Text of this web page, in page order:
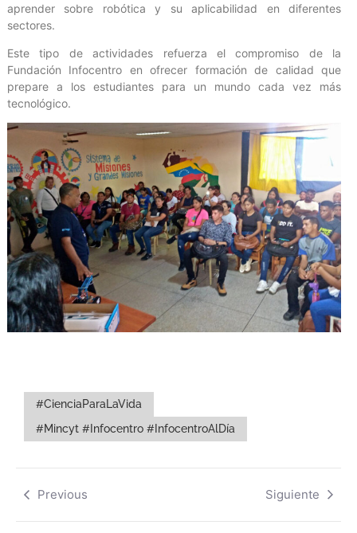
aprender sobre robótica y su aplicabilidad en diferentes
sectores.
Este tipo de actividades refuerza el compromiso de la
Fundación Infocentro en ofrecer formación de calidad que
prepare a los estudiantes para un mundo cada vez más
tecnológico.
#CienciaParaLaVida
#Mincyt #Infocentro #InfocentroAlDía
Previous Siguiente